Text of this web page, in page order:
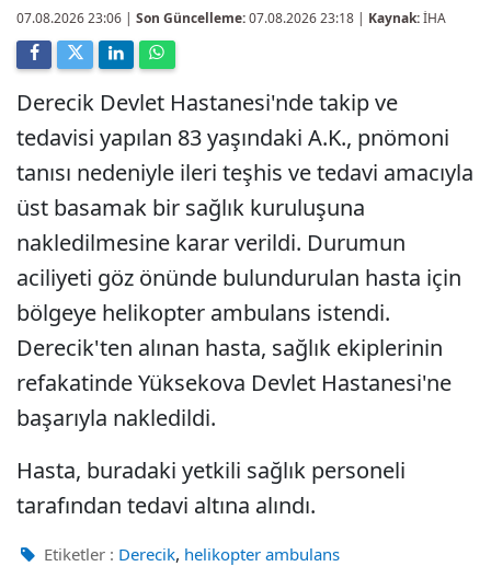
07.08.2026 23:06 | Son Güncelleme:07.08.2026 23:18 | Kaynak:İHA
Derecik Devlet Hastanesi'nde takip ve
tedavisi yapılan 83 yaşındaki A.K., pnömoni
tanısı nedeniyle ileri teşhis ve tedavi amacıyla
üst basamak bir sağlık kuruluşuna
nakledilmesine karar verildi. Durumun
aciliyeti göz önünde bulundurulan hasta için
bölgeye helikopter ambulans istendi.
Derecik'ten alınan hasta, sağlık ekiplerinin
refakatinde Yüksekova Devlet Hastanesi'ne
başarıyla nakledildi.
Hasta, buradaki yetkili sağlık personeli
tarafından tedavi altına alındı.
Etiketler : Derecik, helikopter ambulans